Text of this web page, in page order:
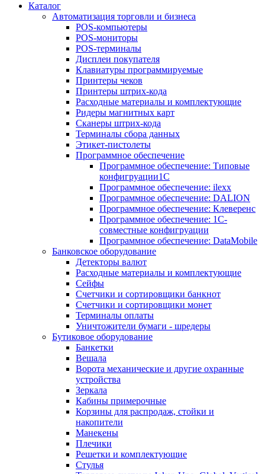
Каталог
Автоматизация торговли и бизнеса
POS-компьютеры
POS-мониторы
POS-терминалы
Дисплеи покупателя
Клавиатуры программируемые
Принтеры чеков
Принтеры штрих-кода
Расходные материалы и комплектующие
Ридеры магнитных карт
Сканеры штрих-кода
Терминалы сбора данных
Этикет-пистолеты
Программное обеспечение
Программное обеспечение: Типовые
конфигруации1С
Программное обеспечение: ilexx
Программное обеспечение: DALION
Программное обеспечение: Клеверенс
Программное обеспечение: 1С-
совместные конфигруации
Программное обеспечение: DataMobile
Банковское оборудование
Детекторы валют
Расходные материалы и комплектующие
Сейфы
Счетчики и сортировщики банкнот
Счетчики и сортировщики монет
Терминалы оплаты
Уничтожители бумаги - шредеры
Бутиковое оборудование
Банкетки
Вешала
Ворота механические и другие охранные
устройства
Зеркала
Кабины примерочные
Корзины для распродаж, стойки и
накопители
Манекены
Плечики
Решетки и комплектующие
Стулья